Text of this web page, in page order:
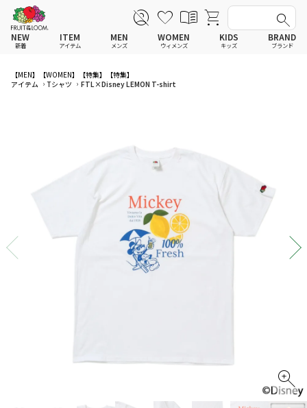
NEW
新着
ITEM
アイテム
全てのアイテム
セットアップ
アンダーウェアMEN
アンダーウェアWOMEN
ソックス
バッグ
ファッショングッズ
MEN
メンズ
全てのメンズ アイテム
ルームウェア
ファッショングッズ
レイングッズ
WOMEN
ウィメンズ
全てのウィメンズ
セットアップ
アンダーウェア
バッグ
ファッショングッズ
レイングッズ
KIDS
キッズ
全てのキッズ
セットアップ
アンダーウェア
バッグ
ファッショングッズ
レイングッズ
BRAND
ブランド
【MEN】 【WOMEN】 【特集】
【特集】
アイテム
Tシャツ FTL×Disney LEMON T-shirt